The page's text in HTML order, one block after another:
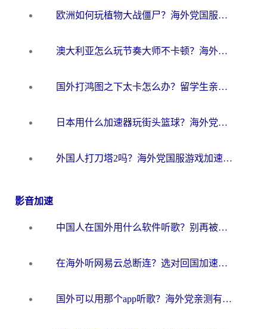
欧洲如何玩植物大战僵尸？海外党国服游戏加速避坑指南（附实测对比）
澳大利亚怎么玩节奏大师不卡顿？海外党国服游戏加速终极指南
国外打鸿图之下太卡怎么办？留学生亲测有效的国服游戏加速方案
日本用什么加速器玩街头篮球？海外党国服游戏不卡顿的终极攻略
外国人打刀塔2吗？海外党国服游戏加速避坑全攻略
影音加速
中国人在国外用什么软件听歌？别再被地域限制卡脖子，这篇教你轻松解锁国内音乐库
在海外听网易云总断连？选对回国加速器，告别地区限制和卡顿
国外可以用那个app听歌？海外党亲测有效的回国加速方案，轻松听国内音乐听书